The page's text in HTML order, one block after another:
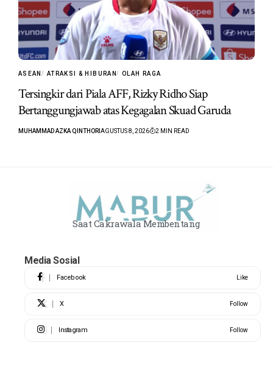
ASEAN ATRAKSI & HIBURAN OLAH RAGA
Tersingkir dari Piala AFF, Rizky Ridho Siap
Bertanggungjawab atas Kegagalan Skuad Garuda
MUHAMMAD AZKA QINTHORI AGUSTUS 8, 2026 2 MIN READ
Saat Cakrawala Membentang
Media Sosial
Facebook Like
X Follow
Instagram Follow